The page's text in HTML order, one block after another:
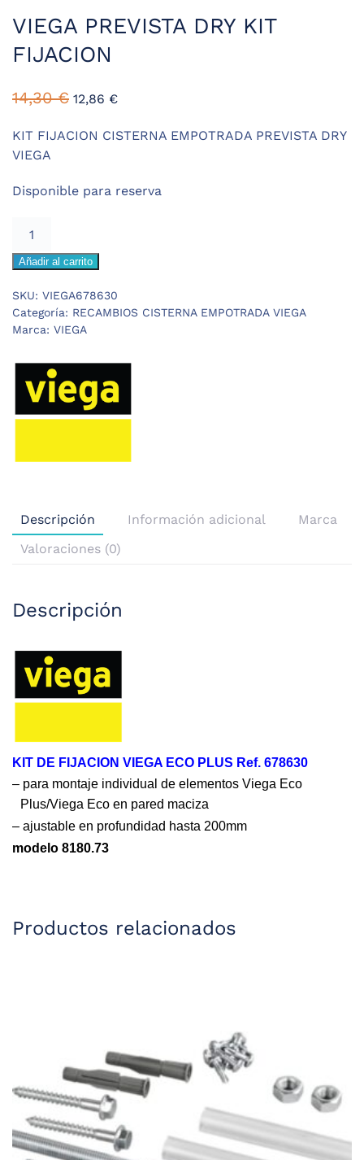
VIEGA PREVISTA DRY KIT
FIJACION
14,30€ El
original
12,86 €El
actual
KIT FIJACION CISTERNA EMPOTRADA PREVISTA DRY
VIEGA
Disponible para reserva
DRY
FIJACION
cantidad
Añadir al carrito
SKU: VIEGA678630
Categoría: RECAMBIOS CISTERNA EMPOTRADA VIEGA
Marca: VIEGA
Descripción Información adicional
Marca
Valoraciones (0)
Descripción
KIT DE FIJACION VIEGA ECO PLUS Ref. 678630
– para montaje individual de elementos Viega Eco
Plus/Viega Eco en pared maciza
– ajustable en profundidad hasta 200mm
modelo 8180.73
Productos relacionados